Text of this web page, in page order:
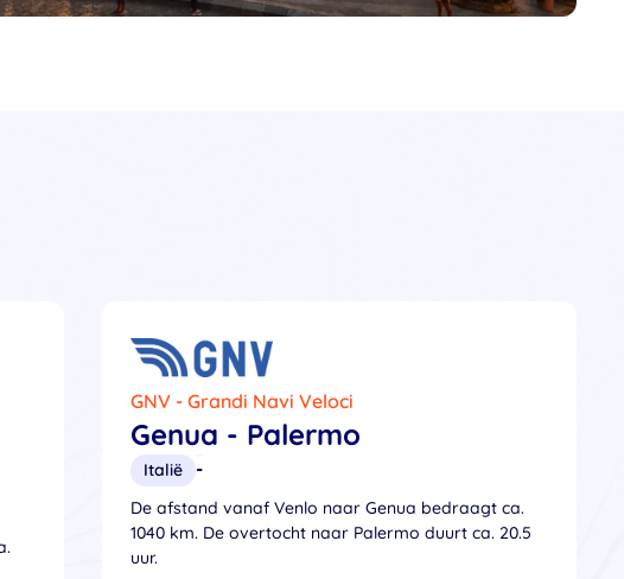
GNV - Grandi Navi Veloci
Genua - Palermo
Italië -
De afstand vanaf Venlo naar Genua bedraagt ca.
1040 km. De overtocht naar Palermo duurt ca. 20.5
uur.